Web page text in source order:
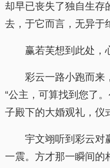
却早已丧失了独自生存
去，于它而言，无异于
赢若芙想到此处，
彩云一路小跑而来
“公主，可算找到您了
子殿下的大婚观礼，仪
宇文翊听到彩云对
一震。方才那一瞬间的